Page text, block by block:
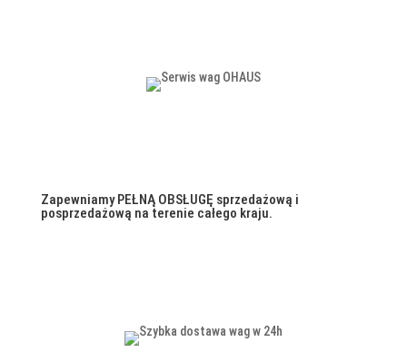
Zapewniamy PEŁNĄ OBSŁUGĘ sprzedażową i
posprzedażową na terenie całego kraju.